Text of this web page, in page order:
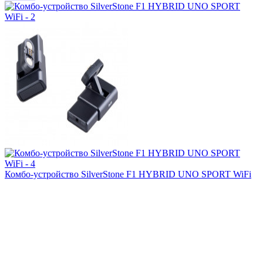
Комбо-устройство SilverStone F1 HYBRID UNO SPORT WiFi